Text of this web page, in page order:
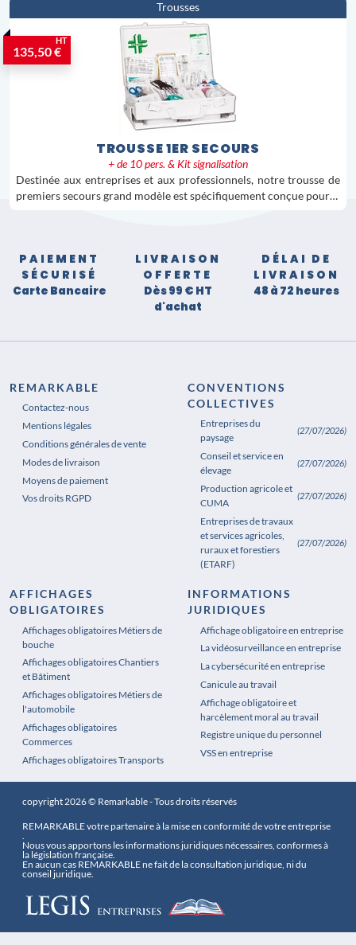
Trousses
135,50 €
HT
TROUSSE 1ER SECOURS
+ de 10 pers. & Kit signalisation
Destinée aux entreprises et aux professionnels, notre trousse de
premiers secours grand modèle est spécifiquement conçue pour…
PAIEMENT
SÉCURISÉ
Carte Bancaire
LIVRAISON
OFFERTE
Dès 99 € HT
d'achat
DÉLAI DE
LIVRAISON
48 à 72 heures
REMARKABLE
Contactez-nous
Mentions légales
Conditions générales de vente
Modes de livraison
Moyens de paiement
Vos droits RGPD
CONVENTIONS
COLLECTIVES
Entreprises du
paysage
(27/07/2026)
Conseil et service en
élevage
(27/07/2026)
Production agricole et
CUMA
(27/07/2026)
Entreprises de travaux
et services agricoles,
ruraux et forestiers
(ETARF)
(27/07/2026)
AFFICHAGES
OBLIGATOIRES
Affichages obligatoires Métiers de
bouche
Affichages obligatoires Chantiers
et Bâtiment
Affichages obligatoires Métiers de
l'automobile
Affichages obligatoires
Commerces
Affichages obligatoires Transports
Affichages obligatoires Pharmacie
INFORMATIONS
JURIDIQUES
Affichage obligatoire en entreprise
La vidéosurveillance en entreprise
La cybersécurité en entreprise
Canicule au travail
Affichage obligatoire et
harcèlement moral au travail
Registre unique du personnel
VSS en entreprise
copyright 2026 © Remarkable - Tous droits réservés
REMARKABLE votre partenaire à la mise en conformité de votre entreprise
.
Nous vous apportons les informations juridiques nécessaires, conformes à
la législation française.
En aucun cas REMARKABLE ne fait de la consultation juridique, ni du
conseil juridique.